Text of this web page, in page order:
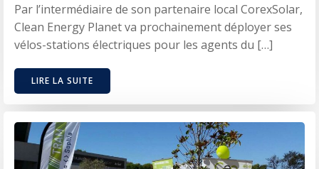
Par l’intermédiaire de son partenaire local CorexSolar,
Clean Energy Planet va prochainement déployer ses
vélos-stations électriques pour les agents du […]
LIRE LA SUITE